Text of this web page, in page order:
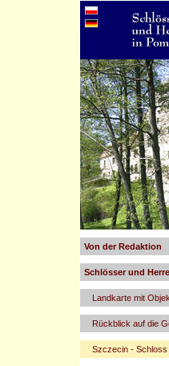
Von der Redaktion
Schlösser und
Landkarte mit
Rückblick auf die
Szczecin - Schloss